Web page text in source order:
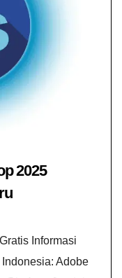
2025
Informasi
Adobe